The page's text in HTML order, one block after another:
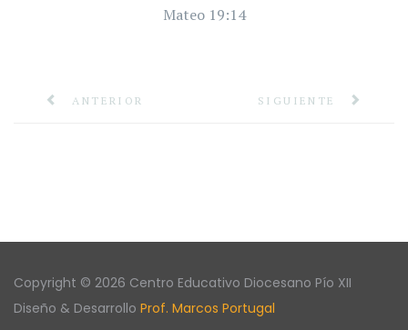
Mateo 19:14
ANTERIOR SIGUIENTE
Copyright © 2026 Centro Educativo Diocesano Pío XII
Diseño & Desarrollo Prof. Marcos Portugal